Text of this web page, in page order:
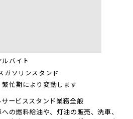
バイト
ガソリンスタンド
忙期により変動します
ービススタンド業務全般
の燃料給油や、灯油の販売、洗車、